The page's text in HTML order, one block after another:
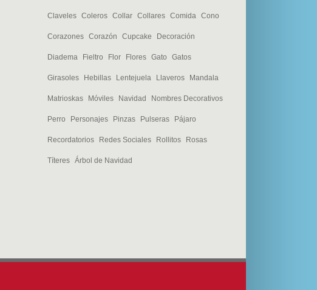
Claveles Coleros Collar Collares Comida Cono
Corazones Corazón Cupcake Decoración
Diadema Fieltro Flor Flores Gato Gatos
Girasoles Hebillas Lentejuela Llaveros Mandala
Matrioskas Móviles Navidad Nombres Decorativos
Perro Personajes Pinzas Pulseras Pájaro
Recordatorios Redes Sociales Rollitos Rosas
Títeres Árbol de Navidad